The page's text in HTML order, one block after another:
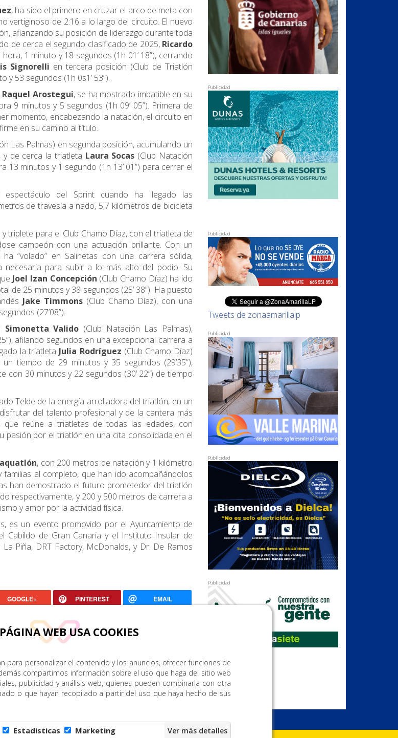
, ha sido el primero en cruzar el arco de meta con
vertiginoso de 2:16 a lo largo del circuito. El nuevo
afianzando su posición de liderazgo durante toda
de cerca el segundo clasificado de 2025, Ricardo
1 minuto y 18 segundos (1h 01’ 18”), cerrando
Signorelli en tercera posición (Club de Triatlón
y 53 segundos (1h 0s1’ 53”).
Raquel Arostegui, se ha mostrado imbatible en su
9 minutos y 5 segundos (1h 09’ 05”). Primera de
momento, encabezando la natación, el circuito en
en su camino al título.
Las Palmas) en segunda posición, acumulando un
y de cerca la triatleta Laura Socas (Club Natación
13 minutos y 1 segundo (1h 13’ 01”) para cerrar el
del Sprint cuando ha llegado las
de travesía a nado, 5,7 kilómetros de bicicleta
triplete para el Club Chamo Díaz, con el triatleta de
campeón con una actuación brillante. Con un
“volado” en Salinetas con una carrera sólida,
para subir a lo más alto del podio. Su
Joel Izan Concepción (Club Chamo Díaz) ha ido
25 minutos y 38 segundos (25’ 38”). Ha puesto
Jake Timmons(Club Chamo Díaz), con una
(27’08”).
Simonetta Valido (Club Natación Las Palmas),
afilando segundos en una excepcional carrera a
la triatleta Julia Rodríguez (Club Chamo Díaz)
tiempo de 29 minutos y 35 segundos (29’35”),
con 30 minutos y 22 segundos (30’ 22”) de tiempo
Telde de la energía arrolladora del triatlón, en un
del talento profesional y de la cantera más
que reúne a triatletas de todas las edades, con
pasión por el triatlón en una cita consolidada en el
aquatlón, con 200 metros de natación y 1 kilómetro
al completo, que han ido acompañándolos
han demostrado el futuro prometedor del triatlón
respectivamente, y 200 y 500 metros de carrera a
y amor por la actividad física.
es un evento promovido por el Ayuntamiento de
Cabildo de Gran Canaria y el Instituto Insular de
Piña, DRT Factory, McDonalds, y Dr. De Ramos
GOOGLE+ PINTEREST EMAIL
Publicidad
Publicidad
Tweets de zonaamarillalp
Publicidad
Publicidad
Publicidad
WEB USA COOKIES
para personalizar el contenido y los anuncios, ofrecer funciones de
compartimos información sobre el uso que haga del sitio web
publicidad y análisis web, quienes pueden combinarla con otra
o que hayan recopilado a partir del uso que haya hecho de sus
Estadisticas Marketing